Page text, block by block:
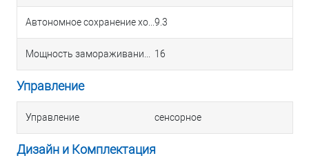
Автономное сохранение холода, ч9.3
Мощность замораживания, кг/сут 16
Управление
Управление сенсорное
Дизайн и Комплектация